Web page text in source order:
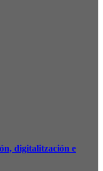
digitalitzación e